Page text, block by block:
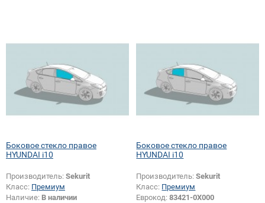
Боковое стекло правое
HYUNDAI i10
Производитель: Sekurit
Класс: Премиум
Наличие: В наличии
Боковое стекло правое
HYUNDAI i10
Производитель:Sekurit
Класс: Премиум
Еврокод:83421-0X000